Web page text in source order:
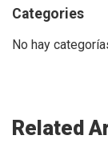
Categories
No hay
Related